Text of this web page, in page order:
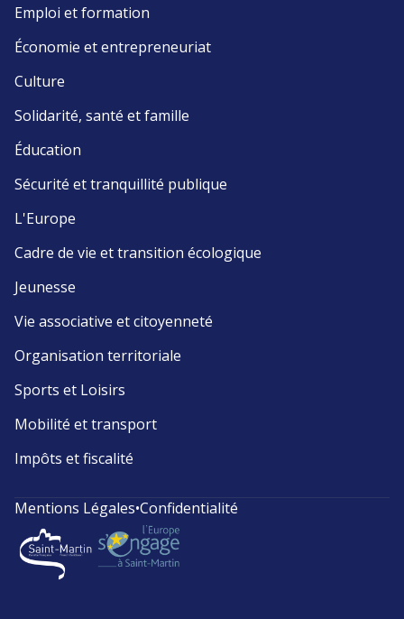
Emploi et formation
Économie et entrepreneuriat
Culture
Solidarité, santé et famille
Éducation
Sécurité et tranquillité publique
L'Europe
Cadre de vie et transition écologique
Jeunesse
Vie associative et citoyenneté
Organisation territoriale
Sports et Loisirs
Mobilité et transport
Impôts et fiscalité
Mentions Légales•Confidentialité